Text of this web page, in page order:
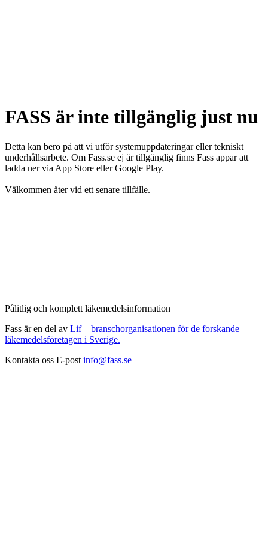
FASS är inte tillgänglig just nu
Detta kan bero på att vi utför systemuppdateringar eller tekniskt
underhållsarbete. Om Fass.se ej är tillgänglig finns Fass appar att
ladda ner via App Store eller Google Play.
Välkommen åter vid ett senare tillfälle.
Pålitlig och komplett läkemedelsinformation
Fass är en del av Lif – branschorganisationen för de forskande
läkemedelsföretagen i Sverige.
Kontakta oss E-post info@fass.se